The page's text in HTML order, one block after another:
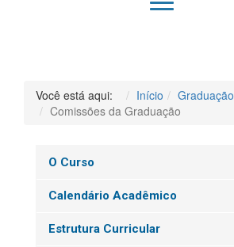
QUEM SOMOS
Você está aqui: Início
Graduação
Comissões da Graduação
O Curso
Calendário Acadêmico
Estrutura Curricular